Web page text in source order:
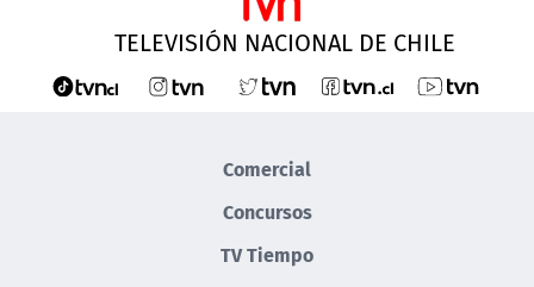
TELEVISIÓN NACIONAL DE CHILE
Comercial
Concursos
TV Tiempo